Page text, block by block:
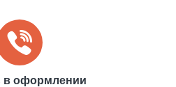
оформлении